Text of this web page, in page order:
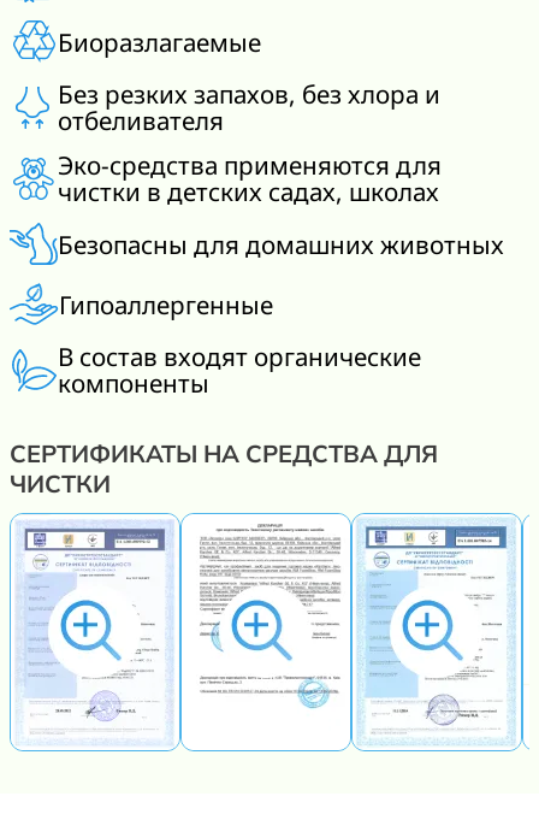
Биоразлагаемые
Без резких запахов, без хлора и
отбеливателя
Эко-средства применяются для
чистки в детских садах, школах
Безопасны для домашних животных
Гипоаллергенные
В состав входят органические
компоненты
СЕРТИФИКАТЫ НА СРЕДСТВА ДЛЯ
ЧИСТКИ